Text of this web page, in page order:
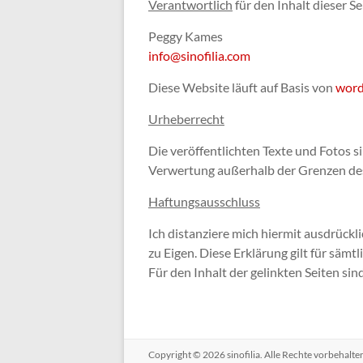
Verantwortlich für den Inhalt dieser
Peggy Kames
info@sinofilia.com
Diese Website läuft auf Basis von
Urheberrecht
Die veröffentlichten Texte und Fotos
Verwertung außerhalb der Grenzen
Haftungsausschluss
Ich distanziere mich hiermit
zu Eigen. Diese Erklärung gilt für
Für den Inhalt der gelinkten Seiten
Copyright © 2026sinofilia. Alle Rechte